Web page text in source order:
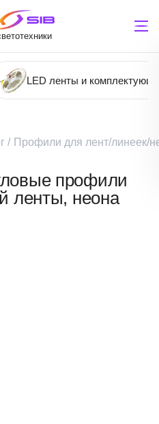
LED ленты и
/ Профили для лент/линеек/
профили
ленты, неона